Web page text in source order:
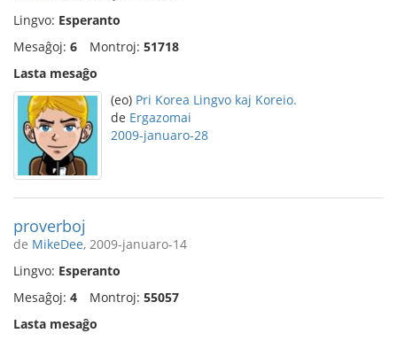
Lingvo: Esperanto
Mesaĝoj: 6 Montroj: 51718
Lasta mesaĝo
(eo) Pri Korea Lingvo kaj Koreio.
de Ergazomai
2009-januaro-28
proverboj
de MikeDee, 2009-januaro-14
Lingvo: Esperanto
Mesaĝoj: 4 Montroj: 55057
Lasta mesaĝo